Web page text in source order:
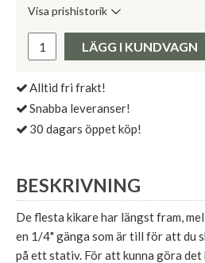
Visa prishistorik
LÄGG I KUNDVAGN
Alltid fri frakt!
Snabba leveranser!
30 dagars öppet köp!
BESKRIVNING
De flesta kikare har längst fram,
en 1/4" gänga som är till för att du
på ett stativ. För att kunna göra det